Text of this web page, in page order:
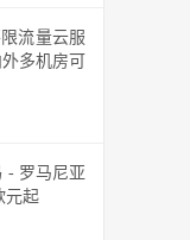
流量云服
多机房可
- 罗马尼亚
元起